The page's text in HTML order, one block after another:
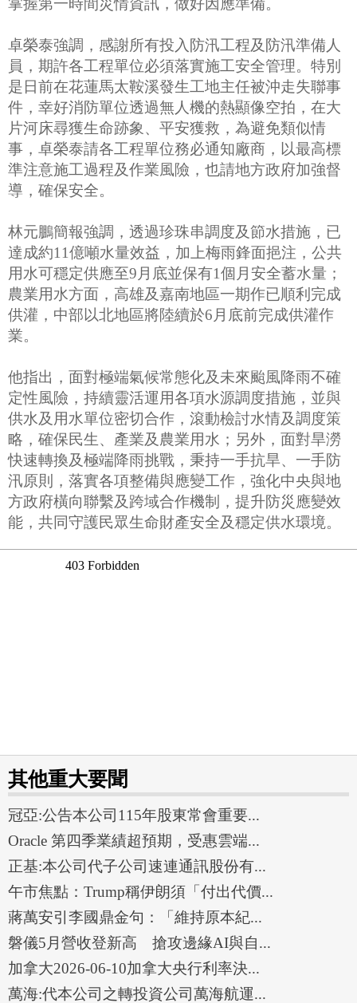
掌握第一時間災情資訊，做好因應準備。
卓榮泰強調，感謝所有投入防汛工程及防汛準備人
員，期許各工程單位必須落實施工安全管理。特別
是日前在花蓮馬太鞍溪發生工地主任被沖走失聯事
件，幸好消防單位透過無人機的熱顯像空拍，在大
片河床尋獲生命跡象、平安獲救，為避免類似情
事，卓榮泰請各工程單位務必通知廠商，以最高標
準注意施工過程及作業風險，也請地方政府加強督
導，確保安全。
林元鵬簡報強調，透過珍珠串調度及節水措施，已
達成約11億噸水量效益，加上梅雨鋒面挹注，公共
用水可穩定供應至9月底並保有1個月安全蓄水量；
農業用水方面，高雄及嘉南地區一期作已順利完成
供灌，中部以北地區將陸續於6月底前完成供灌作
業。
他指出，面對極端氣候常態化及未來颱風降雨不確
定性風險，持續靈活運用各項水源調度措施，並與
供水及用水單位密切合作，滾動檢討水情及調度策
略，確保民生、產業及農業用水；另外，面對旱澇
快速轉換及極端降雨挑戰，秉持一手抗旱、一手防
汛原則，落實各項整備與應變工作，強化中央與地
方政府橫向聯繫及跨域合作機制，提升防災應變效
能，共同守護民眾生命財產安全及穩定供水環境。
其他重大要聞
冠亞:公告本公司115年股東常會重要...
Oracle 第四季業績超預期，受惠雲端...
正基:本公司代子公司速連通訊股份有...
午市焦點：Trump稱伊朗須「付出代價...
蔣萬安引李國鼎金句：「維持原本紀...
磐儀5月營收登新高 搶攻邊緣AI與自...
加拿大2026-06-10加拿大央行利率決...
萬海:代本公司之轉投資公司萬海航運...